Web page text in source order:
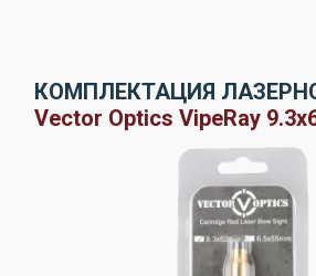
КОМПЛЕКТАЦИЯ
Vector Optics VipeRay